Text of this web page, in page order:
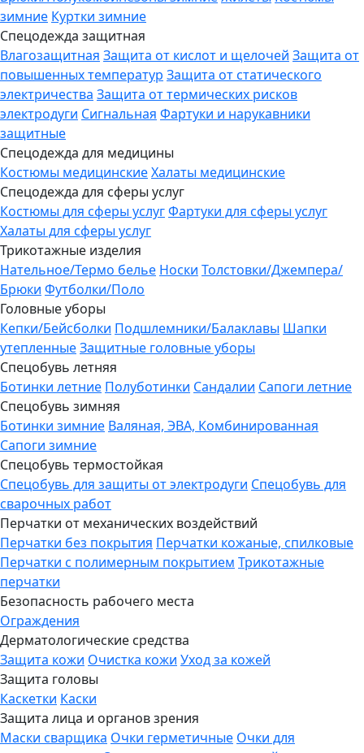
зимние Куртки зимние
Спецодежда защитная
Влагозащитная Защита от кислот и щелочей Защита от
повышенных температур Защита от статического
электричества Защита от термических рисков
электродуги Сигнальная Фартуки и нарукавники
защитные
Спецодежда для медицины
Костюмы медицинскиеХалаты медицинские
Спецодежда для сферы услуг
Костюмы для сферы услугФартуки для сферы услуг
Халаты для сферы услуг
Трикотажные изделия
Нательное/Термо белье Носки Толстовки/Джемпера/
Брюки Футболки/Поло
Головные уборы
Кепки/Бейсболки Подшлемники/Балаклавы Шапки
утепленныеЗащитные головные уборы
Спецобувь летняя
Ботинки летние Полуботинки Сандалии Сапоги летние
Спецобувь зимняя
Ботинки зимние Валяная, ЭВА, Комбинированная
Сапоги зимние
Спецобувь термостойкая
Спецобувь для защиты от электродуги Спецобувь для
сварочных работ
Перчатки от механических воздействий
Перчатки без покрытия Перчатки кожаные, спилковые
Перчатки с полимерным покрытием Трикотажные
перчатки
Безопасность рабочего места
Ограждения
Дерматологические средства
Защита кожи Очистка кожи Уход за кожей
Защита головы
Каскетки Каски
Защита лица и органов зрения
Маски сварщика Очки герметичные Очки для